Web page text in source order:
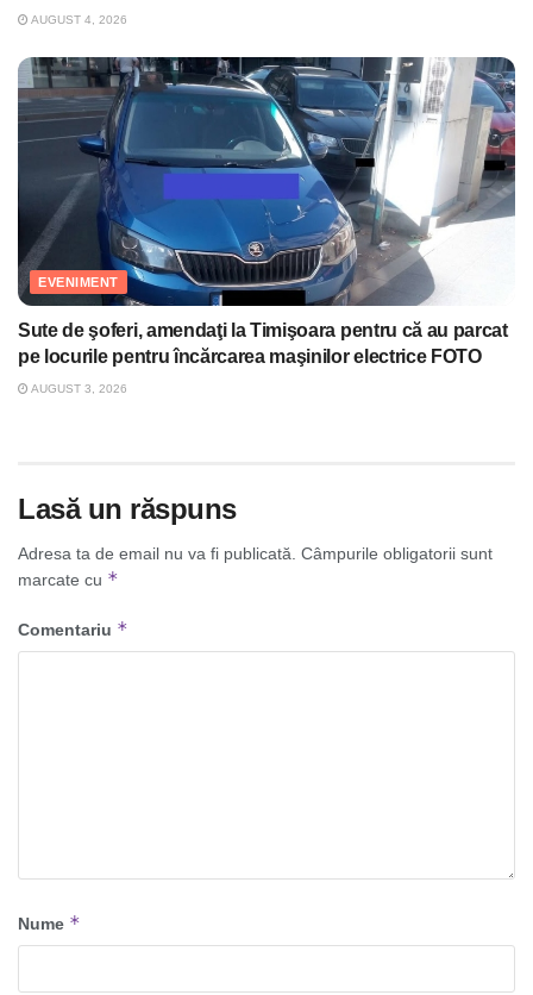
AUGUST 4, 2026
EVENIMENT
Sute de şoferi, amendaţi la Timişoara pentru că au parcat
pe locurile pentru încărcarea maşinilor electrice FOTO
AUGUST 3, 2026
Lasă un răspuns
Adresa ta de email nu va fi publicată. Câmpurile obligatorii sunt
marcate cu *
Comentariu *
Nume *